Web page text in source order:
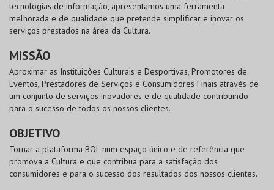
tecnologias de informação, apresentamos uma ferramenta
melhorada e de qualidade que pretende simplificar e inovar os
serviços prestados na área da Cultura.
MISSÃO
Aproximar as Instituições Culturais e Desportivas, Promotores de
Eventos, Prestadores de Serviços e Consumidores Finais através de
um conjunto de serviços inovadores e de qualidade contribuindo
para o sucesso de todos os nossos clientes.
OBJETIVO
Tornar a plataforma BOLnum espaço único e de referência que
promova a Cultura e que contribua para a satisfação dos
consumidores e para o sucesso dos resultados dos nossos clientes.